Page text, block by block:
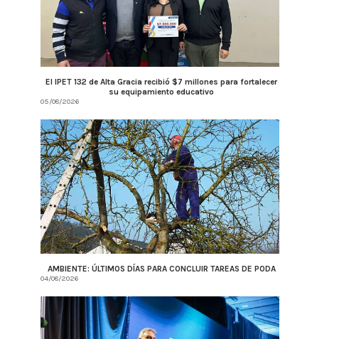
El IPET 132 de Alta Gracia recibió $7 millones para fortalecer
su equipamiento educativo
05/08/2026
AMBIENTE: ÚLTIMOS DÍAS PARA CONCLUIR TAREAS DE PODA
04/08/2026